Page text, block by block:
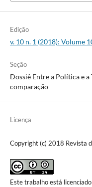
Edição
v. 10 n. 1 (2018): Volume
Seção
Dossiê Entre a Política e
comparação
Licença
Copyright (c) 2018 Revista
Este trabalho está